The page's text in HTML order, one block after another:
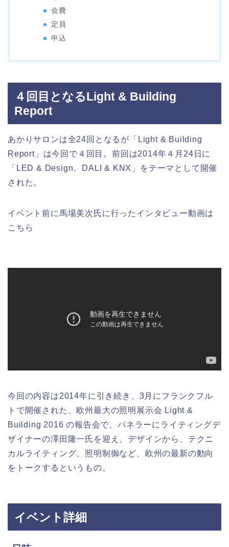
会費
定員
申込
４回目となるLight & Building
Report
あかりサロンは全24回となるが「Light & Building
Report」は今回で４回目。前回は2014年４月24日に
「LED & Design、DALI & KNX」をテーマとして開催
された。
イベント前に馬場美次氏に行ったインタビュー動画は
こちら
今回の内容は2014年に引き続き、3月にフランクフル
トで開催された、欧州最大の照明展示会 Light &
Building 2016 の報告会で、パネラーにライティングデ
ザイナーの澤田隆一氏を迎え、デザインから、テクニ
カルライティング、照明制御など、欧州の最新の動向
をトークするというもの。
イベント詳細